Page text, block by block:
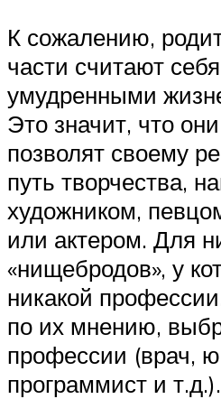
К сожалению,
части считают
умудренными
Это значит, что
позволят своему
путь творчества,
художником,
или актером. Для
«нищебродов», у
никакой
по их мнению,
профессии (врач,
программист и т.д.).